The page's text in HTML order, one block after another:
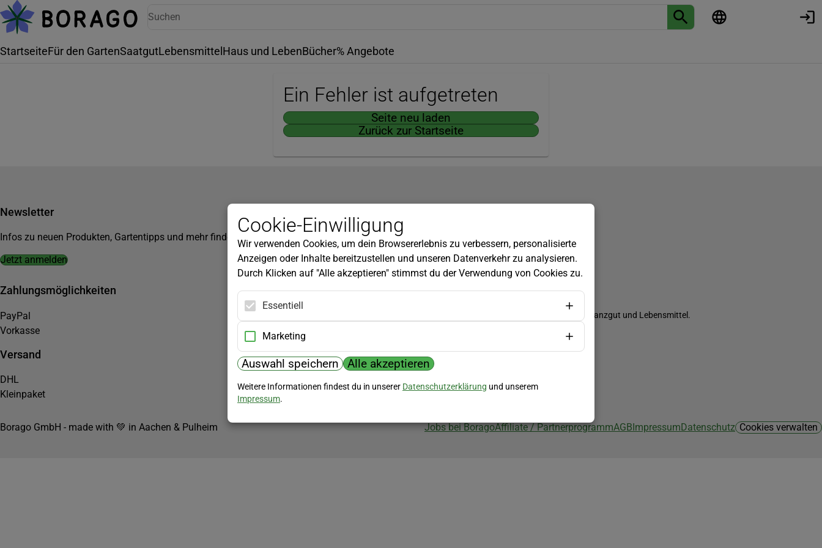
StartseiteFür den GartenSaatgutLebensmittel Haus und LebenBücher% Angebote
Ein Fehler ist aufgetreten
Seite neu laden
Zurück zur Startseite
Newsletter
Infos zu neuen Produkten, Gartentipps und mehr findest du in unserem Newsletter!
Jetzt anmelden
Kundenservice
Widerrufsbelehrung
Versandkosten
Zahlungsmöglichkeiten
PayPal
Vorkasse
Versand
DHL
Kleinpaket
Biozertifizierung
Borago ist biozertifiziert im Bereich Saatgut, Pflanzgut und Lebensmittel.
Borago GmbH - made with 💚 in Aachen & Pulheim Jobs bei BoragoAffiliate / PartnerprogrammAGBImpressumDatenschutz Cookies verwalten
Cookie-Einwilligung
Wir verwenden Cookies, um dein Browsererlebnis zu verbessern, personalisierte
Anzeigen oder Inhalte bereitzustellen und unseren Datenverkehr zu analysieren.
Durch Klicken auf "Alle akzeptieren" stimmst du der Verwendung von Cookies zu.
Essentiell
Marketing
Auswahl speichern Alle akzeptieren
Weitere Informationen findest du in unserer Datenschutzerklärung und unserem
Impressum.